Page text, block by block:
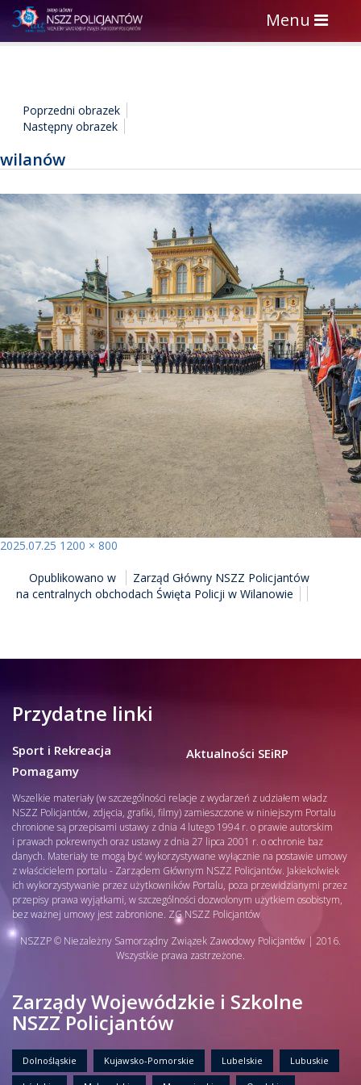
Toggle
navigation
Menu
Poprzedni obrazek
Następny obrazek
wilanów
Opublikowano
2025.07.25 Pełny
1200 × 800
WPISUOpublikowano w
Zarząd Główny NSZZ Policjantów
na centralnych obchodach Święta Policji w Wilanowie
Przydatne linki
Sport i Rekreacja
Pomagamy
Aktualności SEiRP
Wszelkie materiały (w szczególności relacje z wydarzeń z udziałem władz
NSZZ Policjantów, zdjęcia, grafiki, filmy) zamieszczone w niniejszym Portalu
chronione są przepisami ustawy z dnia 4 lutego 1994 r. o prawie autorskim
i prawach pokrewnych oraz ustawy z dnia 27 lipca 2001 r. o ochronie baz
danych. Materiały te mogą być wykorzystywane wyłącznie na postawie umowy
z właścicielem portalu - Zarządem Głównym NSZZ Policjantów. Jakiekolwiek
ich wykorzystywanie przez użytkowników Portalu, poza przewidzianymi przez
przepisy prawa wyjątkami, w szczególności dozwolonym użytkiem osobistym,
bez ważnej umowy jest zabronione. ZG NSZZ Policjantów
NSZZP © Niezależny Samorządny Związek Zawodowy Policjantów | 2016.
Wszystkie prawa zastrzeżone.
Zarządy Wojewódzkie i Szkolne
NSZZ Policjantów
Dolnośląskie Kujawsko-Pomorskie Lubelskie Lubuskie